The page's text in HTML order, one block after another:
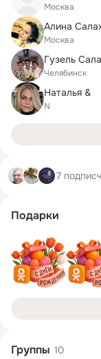
Москва
Алина
Москва
Гузель
Челябинск
Наталья &
N
7
Подарки
Группы 10